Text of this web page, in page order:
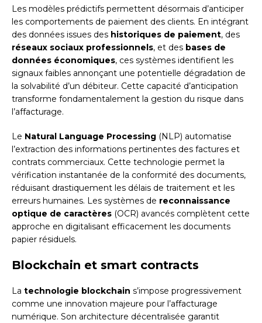
Les modèles prédictifs permettent désormais d’anticiper
les comportements de paiement des clients. En intégrant
des données issues des historiques de paiement, des
réseaux sociaux professionnels, et des bases de
données économiques, ces systèmes identifient les
signaux faibles annonçant une potentielle dégradation de
la solvabilité d’un débiteur. Cette capacité d’anticipation
transforme fondamentalement la gestion du risque dans
l’affacturage.
Le Natural Language Processing (NLP) automatise
l’extraction des informations pertinentes des factures et
contrats commerciaux. Cette technologie permet la
vérification instantanée de la conformité des documents,
réduisant drastiquement les délais de traitement et les
erreurs humaines. Les systèmes de reconnaissance
optique de caractères (OCR) avancés complètent cette
approche en digitalisant efficacement les documents
papier résiduels.
Blockchain et smart contracts
La technologie blockchain s’impose progressivement
comme une innovation majeure pour l’affacturage
numérique. Son architecture décentralisée garantit